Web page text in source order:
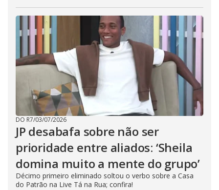
DO R7/03/07/2026
JP desabafa sobre não ser
prioridade entre aliados: ‘Sheila
domina muito a mente do grupo’
Décimo primeiro eliminado soltou o verbo sobre a Casa
do Patrão na Live Tá na Rua; confira!